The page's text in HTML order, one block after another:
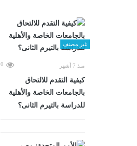
غير مصنف
منذ 7 أشهر 0
كيفية التقدم للالتحاق
بالجامعات الخاصة والأهلية
للدراسة بالتيرم الثانى؟